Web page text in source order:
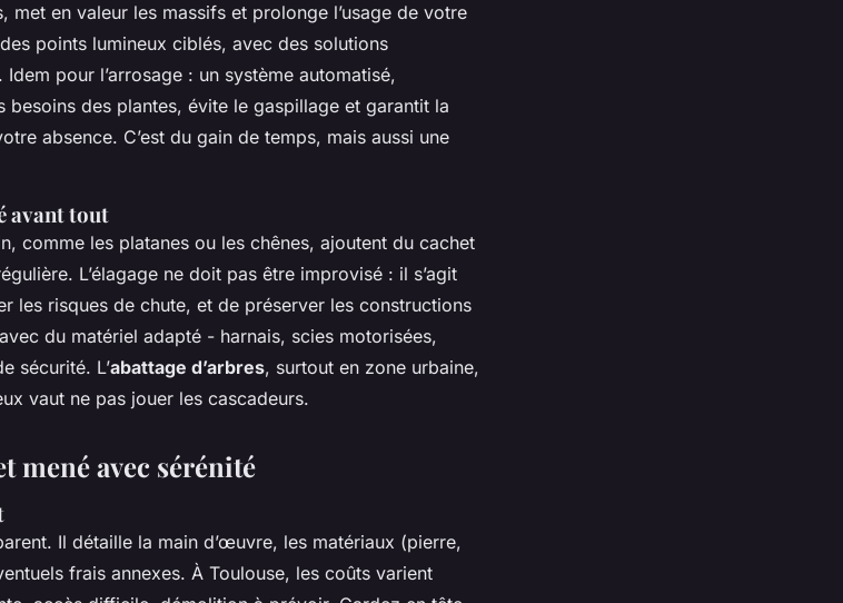
met en valeur les massifs et prolonge l’usage de votre
points lumineux ciblés, avec des solutions
pour l’arrosage : un système automatisé,
besoins des plantes, évite le gaspillage et garantit la
absence. C’est du gain de temps, mais aussi une
avant tout
comme les platanes ou les chênes, ajoutent du cachet
L’élagage ne doit pas être improvisé : il s’agit
les risques de chute, et de préserver les constructions
du matériel adapté - harnais, scies motorisées,
sécurité. L’abattage d’arbres, surtout en zone urbaine,
vaut ne pas jouer les cascadeurs.
mené avec sérénité
Il détaille la main d’œuvre, les matériaux (pierre,
frais annexes. À Toulouse, les coûts varient